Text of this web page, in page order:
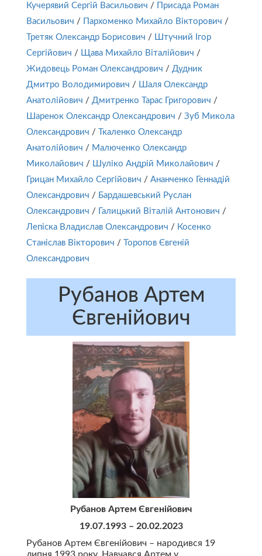
Кучерявий Сергій Васильович /
Присада Роман
Васильович / Пархоменко Михайло Вікторович /
Третяк Олександр Борисович / Штучний Ігор
Сергійович / Щава Михайло Віталійович /
Жидовець Роман Олександрович / Дудник
Дмитро Володимирович / Шаля Олександр
Анатолійович / Дмитренко Тарас Григорович /
Шаренок Олександр Олександрович / Зуб Микола
Олександрович /
Ткаленко Олександр
Анатолійович / Малюченко Олександр
Миколайович / Шуліко Андрій Миколайович /
Грицан Михайло Сергійович / Ананченко Геннадій
Олександрович / Бардашевський Руслан
Олександрович / Галицький Віталій Антонович /
Лепіска Владислав Олександрович / Косенко
Станіслав Вікторович /
Торопов Євгеній
Олександрович
Рубанов Артем
Євгенійович
Рубанов Артем Євгенійович
19.07.1993 – 20.02.2023
Рубанов Артем Євгенійович – народився 19